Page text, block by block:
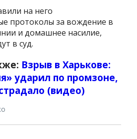
на него
протоколы за вождение в
и домашнее насилие,
в суд.
Взрыв в Харькове:
ударил по промзоне,
(видео)